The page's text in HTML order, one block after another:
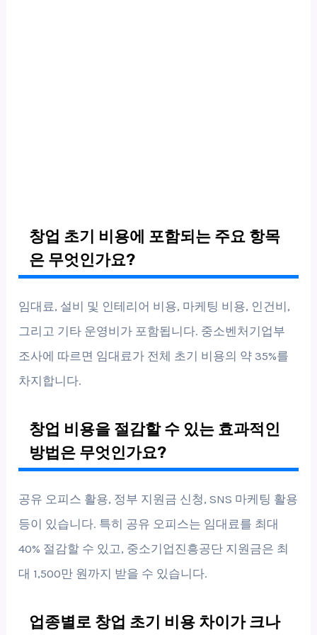
창업 초기 비용에 포함되는 주요 항목
은 무엇인가요?
임대료, 설비 및 인테리어 비용, 마케팅 비용, 인건비,
그리고 기타 운영비가 포함됩니다. 중소벤처기업부
조사에 따르면 임대료가 전체 초기 비용의 약 35%를
차지합니다.
창업 비용을 절감할 수 있는 효과적인
방법은 무엇인가요?
공유 오피스 활용, 정부 지원금 신청, SNS 마케팅 활용
등이 있습니다. 특히 공유 오피스는 임대료를 최대
40% 절감할 수 있고, 중소기업진흥공단 지원금은 최
대 1,500만 원까지 받을 수 있습니다.
업종별로 창업 초기 비용 차이가 크나